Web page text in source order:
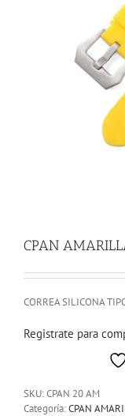
CPAN
CORREA SILICONA
Registrate para
SKU:CPAN 20 AM
Categoría:CPAN